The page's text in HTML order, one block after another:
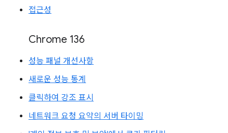
접근성
Chrome 136
성능 패널 개선사항
새로운 성능 통계
클릭하여 강조 표시
네트워크 요청 요약의 서버 타이밍